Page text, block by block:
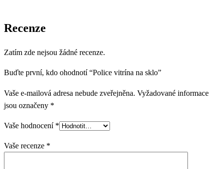
Recenze
Zatím zde nejsou žádné recenze.
Buďte první, kdo ohodnotí “Police vitrína na sklo”
Vaše e-mailová adresa nebude zveřejněna. Vyžadované informace
jsou označeny *
Vaše hodnocení *
Vaše recenze *